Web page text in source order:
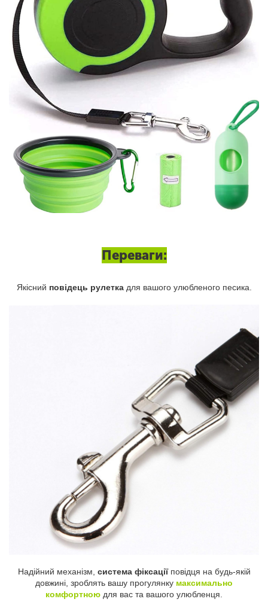
Переваги:
Якісний повідець рулеткадля вашого улюбленого песика.
Надійний механізм, система фіксаціїповідця на будь-якій
довжині, зроблять вашу прогулянку максимально
комфортною для вас та вашого улюбленця.